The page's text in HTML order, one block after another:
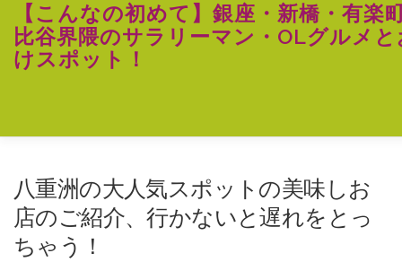
キ
【こんなの初めて】銀座・新橋・有楽
比谷界隈のサラリーマン・OLグルメ
けスポット！
八重洲の大人気スポットの美味しお
店のご紹介、行かないと遅れをとっ
ちゃう！